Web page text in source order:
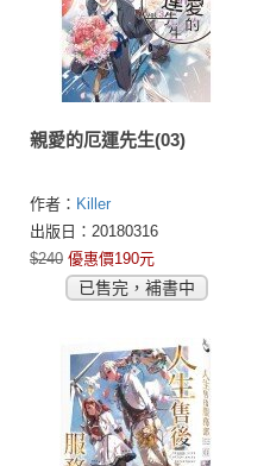
親愛的厄運先生(03)
作者： Killer
出版日：20180316
$240 優惠價190元
已售完，補書中